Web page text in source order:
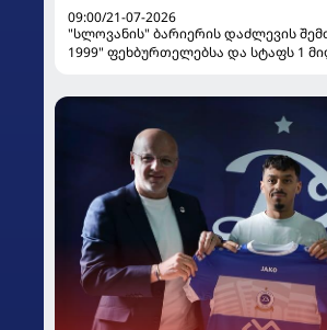
09:00/21-07-2026
"სლოვანის" ბარიერის დაძლევის
1999" ფეხბურთელებსა და სტაფს 1